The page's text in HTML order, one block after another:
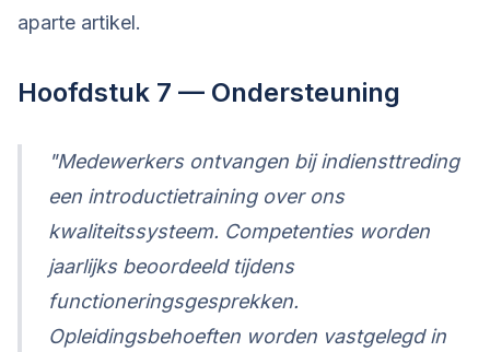
aparte artikel.
Hoofdstuk 7 — Ondersteuning
"Medewerkers ontvangen bij indiensttreding
een introductietraining over ons
kwaliteitssysteem. Competenties worden
jaarlijks beoordeeld tijdens
functioneringsgesprekken.
Opleidingsbehoeften worden vastgelegd in